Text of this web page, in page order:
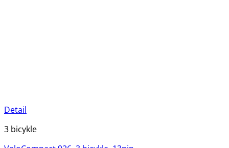
Detail
3 bicykle